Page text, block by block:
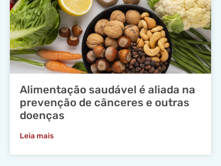
Alimentação saudável é aliada na
prevenção de cânceres e outras
doenças
Leia mais